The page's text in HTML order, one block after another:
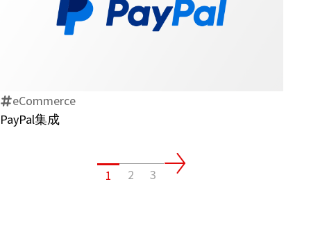
PayPal
eCommerce
PayPal集成
1 2 3